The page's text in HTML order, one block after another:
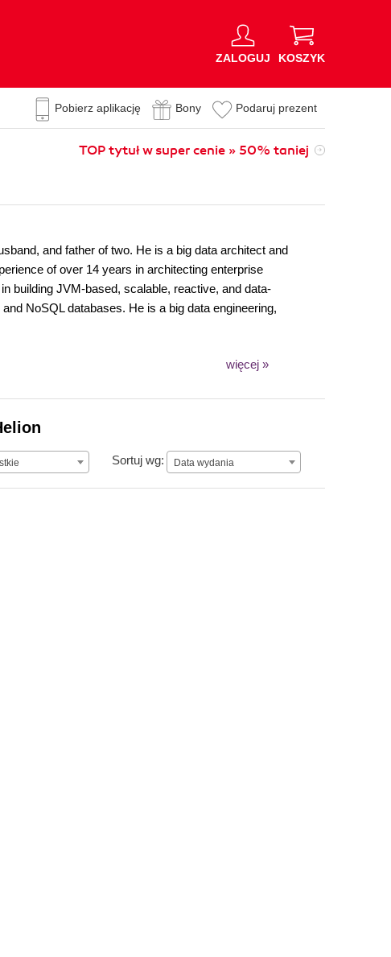
ZALOGUJ KOSZYK
Pobierz aplikację Bony Podaruj prezent
TOP tytuł w super cenie » 50% taniej
and father of two. He is a big data architect and
of over 14 years in architecting enterprise
building JVM-based, scalable, reactive, and data-
NoSQL databases. He is a big data engineering,
więcej »
Sortuj wg: Data wydania
Data wydania